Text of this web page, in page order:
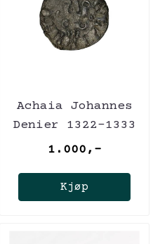
Achaia Johannes
Denier 1322-1333
Korsfarer
1.000,-
Kjøp